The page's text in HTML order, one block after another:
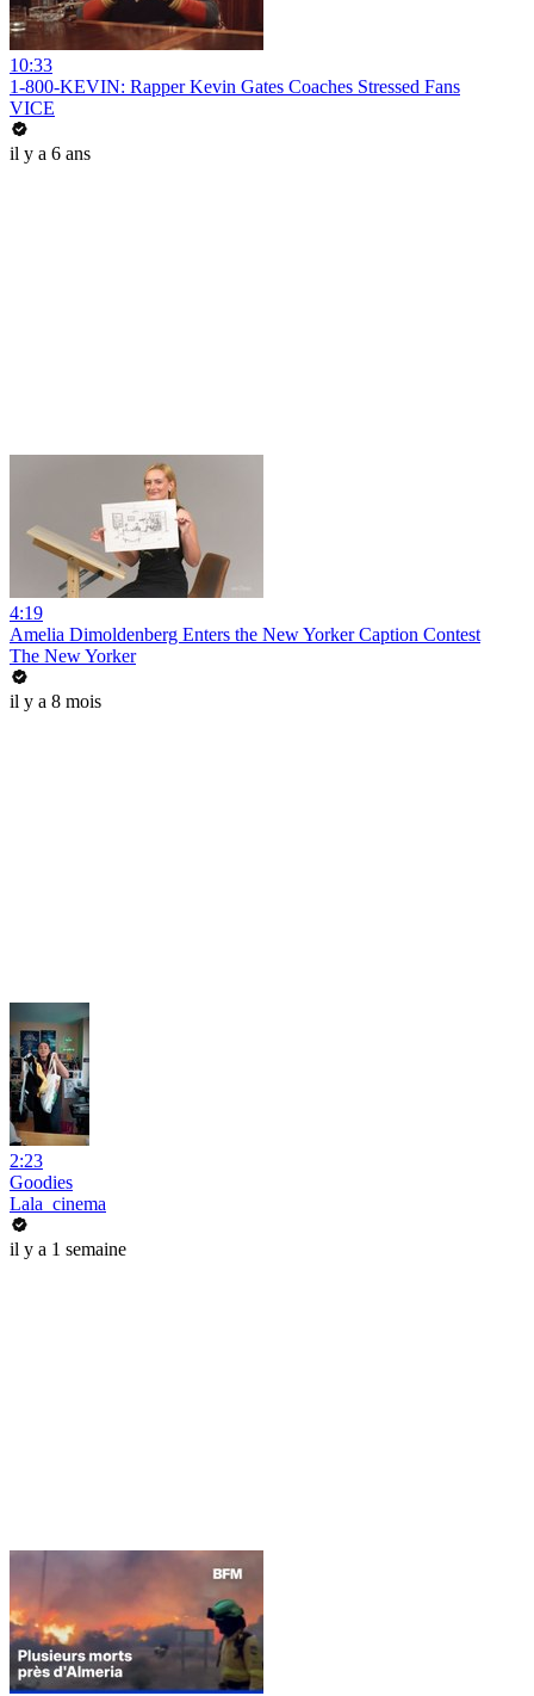
10:33
1-800-KEVIN: Rapper Kevin Gates Coaches Stressed Fans
VICE
il y a 6 ans
4:19
Amelia Dimoldenberg Enters the New Yorker Caption Contest
The New Yorker
il y a 8 mois
2:23
Goodies
Lala_cinema
il y a 1 semaine